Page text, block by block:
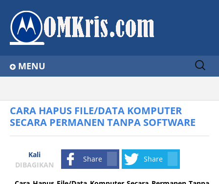
MENU
About
Contact Us
Disclaimer
Sear
ch
CARA HAPUS FILE/DATA KOMPUTER
SECARA PERMANEN TANPA SOFTWARE
Kali
DIBAGIKAN
Share Share